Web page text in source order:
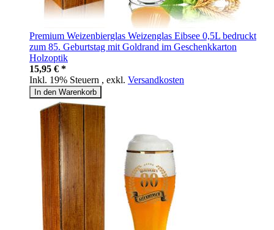
Premium Weizenbierglas Weizenglas Eibsee 0,5L bedruckt
zum 85. Geburtstag mit Goldrand im Geschenkkarton
Holzoptik
15,95 € *
Inkl. 19% Steuern , exkl. Versandkosten
In den Warenkorb